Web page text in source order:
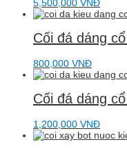
5,500,000 VNĐ
Cối đá dáng
800,000 VNĐ
Cối đá dáng
1,200,000 VNĐ